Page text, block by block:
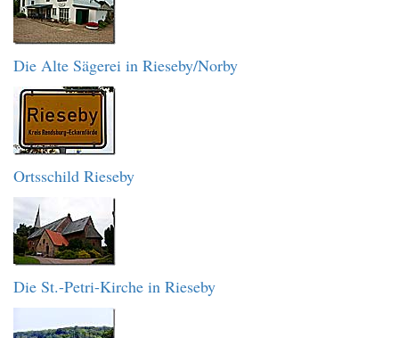
Die Alte Sägerei in Rieseby/Norby
Ortsschild Rieseby
Die St.-Petri-Kirche in Rieseby